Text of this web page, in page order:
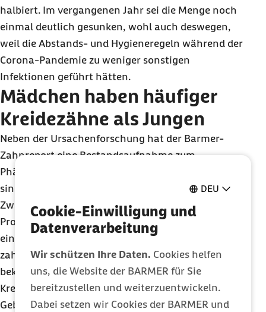
DEU
Cookie-Einwilligung und
Datenverarbeitung
Wir schützen Ihre Daten. Cookies helfen
uns, die Website der BARMER für Sie
bereitzustellen und weiterzuentwickeln.
Dabei setzen wir Cookies der BARMER und
halbiert. Im vergangenen Jahr sei die Menge noch
einmal deutlich gesunken, wohl auch deswegen,
weil die Abstands- und Hygieneregeln während der
Corona-Pandemie zu weniger sonstigen
Infektionen geführt hätten.
Mädchen haben häufiger
Kreidezähne als Jungen
Neben der Ursachenforschung hat der Barmer-
Zahnreport eine Bestandsaufnahme zum
Phänomen der Kreidezähne gemacht. Betroffen
sind demnach häufiger Mädchen als Jungen.
Zwischen den Jahren 2012 bis 2019 hatten 9,1
Prozent der Mädchen und7,6 Prozent
eine so schwere Form der Kreidezähne, dass sie in
zahnärztlicher Behandlung waren. Darüber hinaus
bekommen Kinder vergleichsweise selten
Kreidezähne, wenn die Mutter zum Zeitpunkt der
Geburt noch sehr jung oder schon älter als 40